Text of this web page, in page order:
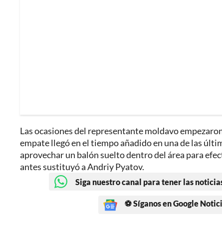
Las ocasiones del representante moldavo
empate llegó en el tiempo añadido en una de las
aprovechar un balón suelto dentro del área para
antes sustituyó a Andriy Pyatov.
Siga nuestro canal para tener las
⚽ Síganos en Google